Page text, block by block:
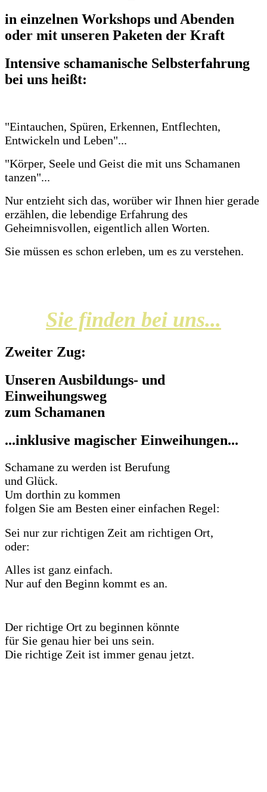
in einzelnen Workshops und Abenden
oder mit unseren Paketen der Kraft
Intensive schamanische Selbsterfahrung
bei uns heißt:
"Eintauchen, Spüren, Erkennen, Entflechten,
Entwickeln und Leben"...
"Körper, Seele und Geist die mit uns Schamanen
tanzen"...
Nur entzieht sich das, worüber wir Ihnen hier gerade
erzählen, die lebendige Erfahrung des
Geheimnisvollen, eigentlich allen Worten.
Sie müssen es schon erleben, um es zu verstehen.
Sie finden bei uns...
Zweiter Zug:
Unseren Ausbildungs- und
Einweihungsweg
zum Schamanen
...inklusive magischer Einweihungen...
Schamane zu werden ist Berufung
und Glück.
Um dorthin zu kommen
folgen Sie am Besten einer einfachen Regel:
Sei nur zur richtigen Zeit am richtigen Ort,
oder:
Alles ist ganz einfach.
Nur auf den Beginn kommt es an.
Der richtige Ort zu beginnen könnte
für Sie genau hier bei uns sein.
Die richtige Zeit ist immer genau jetzt.